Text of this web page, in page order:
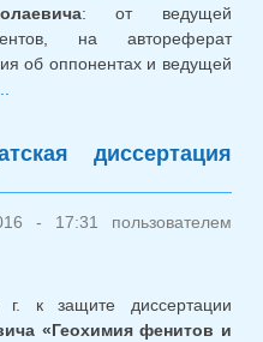
: от ведущей
на автореферат
об оппонентах и ведущей
диссертация
- 17:31 пользователем
к защите диссертации
«Геохимия фенитов и